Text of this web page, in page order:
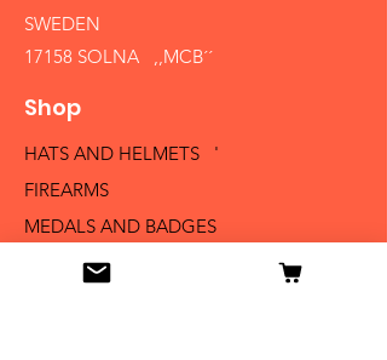
SWEDEN
17158 SOLNA ,,MCB´´
Shop
HATS AND HELMETS '
FIREARMS
MEDALS AND BADGES
BAYONETS